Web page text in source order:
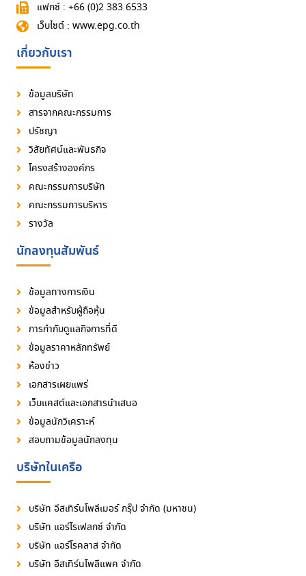
แฟกซ์ : +66 (0)2 383 6533
เว็บไซต์ : www.epg.co.th
เกี่ยวกับเรา
ข้อมูลบริษัท
สารจากคณะกรรมการ
ปรัชญา
วิสัยทัศน์และพันธกิจ
โครงสร้างองค์กร
คณะกรรมการบริษัท
คณะกรรมการบริหาร
รางวัล
นักลงทุนสัมพันธ์
ข้อมูลทางการเงิน
ข้อมูลสำหรับผู้ถือหุ้น
การกำกับดูแลกิจการที่ดี
ข้อมูลราคาหลักทรัพย์
ห้องข่าว
เอกสารเผยแพร่
เว็บแคสต์และเอกสารนำเสนอ
ข้อมูลนักวิเคราะห์
สอบถามข้อมูลนักลงทุน
บริษัทในเครือ
บริษัท อีสเทิร์นโพลีเมอร์ กรุ๊ป จำกัด (มหาชน)
บริษัท แอร์โรเฟลกซ์ จำกัด
บริษัท แอร์โรคลาส จำกัด
บริษัท อีสเทิร์นโพลีแพค จำกัด